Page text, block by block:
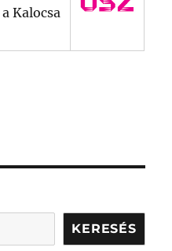
a Kalocsa
KERESÉS